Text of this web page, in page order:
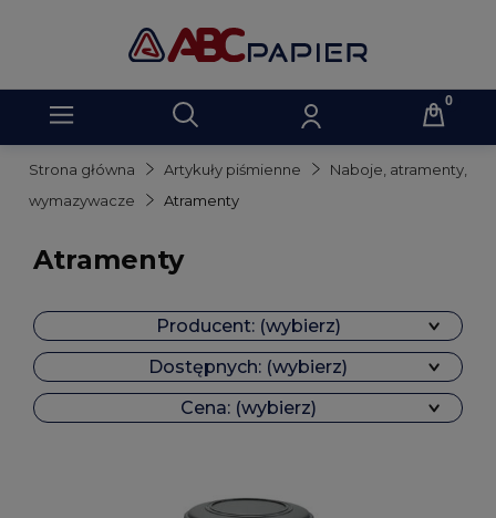
Strona główna Artykuły piśmienne
Naboje, atramenty,
wymazywacze
Atramenty
Atramenty
Producent: (wybierz)
Dostępnych: (wybierz)
Cena: (wybierz)